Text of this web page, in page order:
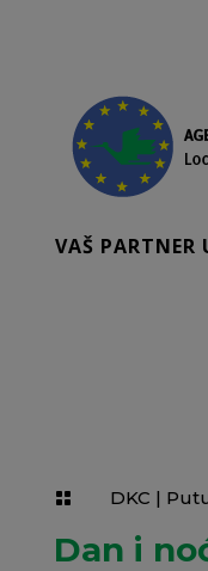
VAŠ PARTNER
 DKC |
Dan i